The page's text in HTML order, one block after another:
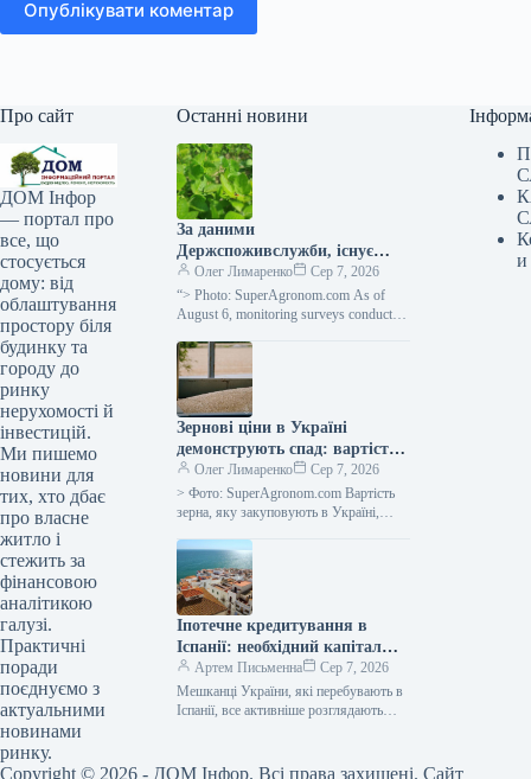
Опублікувати коментар
Про сайт
ДОМ Інфор
— портал про
все, що
стосується
дому: від
облаштування
простору біля
будинку та
городу до
ринку
нерухомості й
інвестицій.
Ми пишемо
новини для
тих, хто дбає
про власне
житло і
стежить за
фінансовою
аналітикою
галузі.
Практичні
поради
поєднуємо з
актуальними
новинами
ринку.
Останні новини
За даними
Держспоживслужби, існує
небезпека поширення
павутинного кліща —
SuperAgronom.com
Олег Лимаренко
Сер 7, 2026
“> Photo: SuperAgronom.com As of
August 6, monitoring surveys conducted
region have shown that…
Зернові ціни в Україні
демонструють спад: вартість
пшениці, кукурудзи,
соняшнику, сої та ріпаку при
закупівлі —
Олег Лимаренко
Сер 7, 2026
> Фото: SuperAgronom.com Вартість
зерна, яку закуповують в Україні,
зумовлено активним надходженням
нового врожаю та зростанням
пропозиції…
Іпотечне кредитування в
Іспанії: необхідний капітал
для придбання нерухомості у
2026 році — дані Мінфіну
Артем Письменна
Сер 7, 2026
Мешканці України, які перебувають в
Іспанії, все активніше розглядають
кредитування. Згідно з…
и
Copyright © 2026 - ДОМ Інфор. Всі права захищені. Сайт